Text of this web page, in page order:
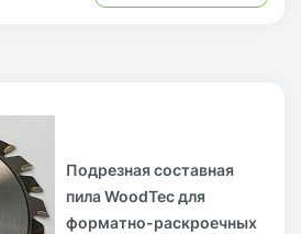
Подрезная составная
пила WoodTec для
форматно-раскроечных